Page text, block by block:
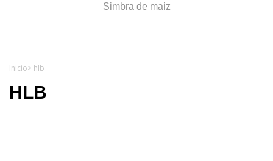
simbra de maiz
Inicio> hlb
HLB